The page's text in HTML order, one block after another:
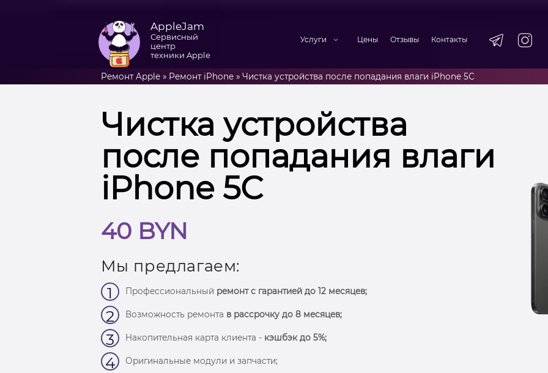
AppleJam
Сервисный
центр
техники Apple
Услуги Цены Отзывы Контакты
Ремонт Apple» Ремонт iPhone» Чистка устройства после попадания влаги iPhone 5C
Чистка устройства
после попадания влаги
iPhone 5C
40 BYN
Мы предлагаем:
1 Профессиональный ремонт с гарантией до 12 месяцев;
2 Возможность ремонта в рассрочку до 8 месяцев;
3 Накопительная карта клиента - кэшбэк до 5%;
4 Оригинальные модули и запчасти;